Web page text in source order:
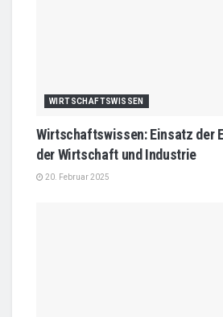
WIRTSCHAFTSWISSEN
Wirtschaftswissen: Einsatz der
der Wirtschaft und Industrie
20. Februar 2025